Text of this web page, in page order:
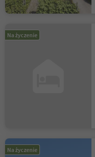
Na życzenie
Na życzenie